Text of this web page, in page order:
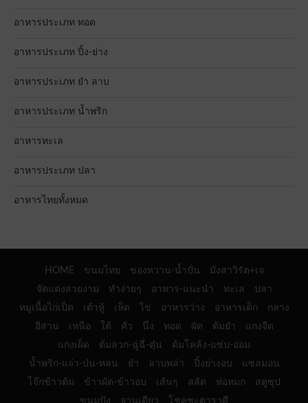
อาหารประเภท ทอด
อาหารประเภท ปิ้ง-ย่าง
อาหารประเภท ยำ ลาบ
อาหารประเภท น้ำพริก
อาหารทะเล
อาหารประเภท ปลา
อาหารไทยทั้งหมด
HOME ขนมไทย ของหวาน-น้ำปั่น
มังสาวิรัต+เจ
จัดแต่งสวยงาม
ทำง่ายๆ อาหาร-แนะนำ ทะเล
ปลา
หมูเนื้อไก่เป็ด
เต้าหู้ เห็ด ไข่ อาหารว่าง อาหารเด็ก
กลาง
อีสาน
เหนือ ใต้ คั่ว นึ่ง ทอด ผัด ต้มยำ
แกงจืด
แกงเผ็ด
ต้มลวก-ฉู่ฉี่-ตุ๋น
ต้มโคล้ง-แซ่บ-อ่อม
น้ำพริก-แจ่ว-ป่น-หลน
ยำ ลาบพล่า ปิ้งย่างอบ
แซลมอน
โจ๊กข้าวต้ม
ข้าวผัด-ข้าวอบ เส้นๆ สลัด ห่อหมก
สตูซุป
ขนมปัง
จานเดียว โชคชะตาราศี